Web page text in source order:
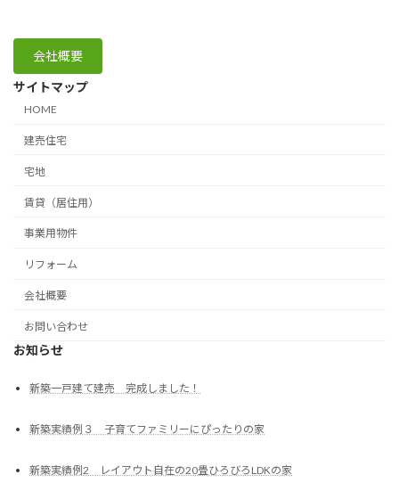
会社概要
サイトマップ
HOME
建売住宅
宅地
賃貸（居住用）
事業用物件
リフォーム
会社概要
お問い合わせ
お知らせ
新築一戸建て建売 完成しました！
新築実績例３ 子育てファミリーにぴったりの家
新築実績例2 レイアウト自在の20畳ひろびろLDKの家